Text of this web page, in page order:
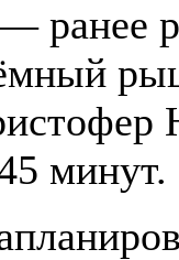
ранее
минут.